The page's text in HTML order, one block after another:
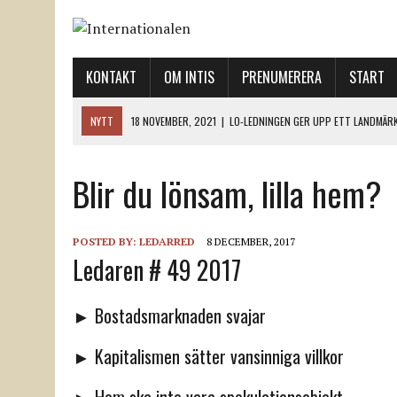
KONTAKT OM INTIS PRENUMERERA START
NYTT 18 NOVEMBER, 2021 | LO-LEDNINGEN GER UPP ETT
12 NOVEMBER, 2021 | ETT STEG TILL VÄNSTER OCH TVÅ TILL
12 NOVEMBER, 2021
”SVENSKA FACKFÖRBUND BEHÖVER SKÄRPA
18 NOVEMBER, 2021
SVENONIUS UTBUAD VID DEMONSTRATION
Blir du lönsam, lilla hem?
POSTED BY: LEDARRED 8 DECEMBER, 2017
Ledaren # 49 2017
► Bostadsmarknaden svajar
► Kapitalismen sätter vansinniga villkor